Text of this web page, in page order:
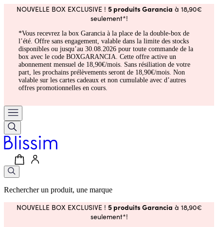
NOUVELLE BOX EXCLUSIVE ! 5 produits Garancia à 18,90€
seulement*!
*Vous recevrez la box Garancia à la place de la double-box de
l’été. Offre sans engagement, valable dans la limite des stocks
disponibles ou jusqu’au 30.08.2026 pour toute commande de la
box avec le code BOXGARANCIA. Cette offre active un
abonnement mensuel de 18,90€/mois. Sans résiliation de votre
part, les prochains prélèvements seront de 18,90€/mois. Non
valable sur les cartes cadeaux et non cumulable avec d’autres
offres promotionnelles en cours.
Rechercher un produit, une marque
NOUVELLE BOX EXCLUSIVE ! 5 produits Garancia à 18,90€
seulement*!